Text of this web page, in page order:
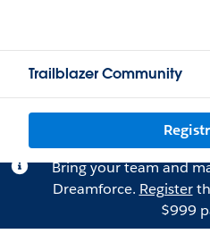
Trailblazer Community
Bring your team and
Dreamforce. Register
$999